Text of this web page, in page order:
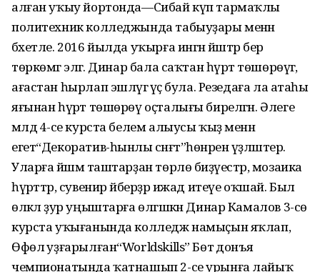
алған уҡыу йортонда—Сибай күп тармаҡлы
политехник колледжында табыуҙары менән
бәхетле. 2016 йылда уҡырға ингән йәштәр бер
төркөмгә эләгә. Динар бала саҡтан һүрәт төшөрөүгә,
ағастан һырлап эшләүгә әүәҫ була. Резедаға ла атаһы
яғынан һүрәт төшөрөү оҫталығы бирелгән. Әлеге
мәлдә 4-се курста белем алыусы ҡыҙ менән
егет“Декоратив-һынлы сәнғәт”һөнәрен үҙләштерә.
Уларға йәшмә таштарҙан төрлө биҙәүестәр, мозаика
һүрәттәр, сувенир әйберҙәр ижад итеүе оҡшай. Был
өлкәлә ҙур уңыштарға өлгәшкән Динар Камалов 3-сө
курста уҡығанында колледж намыҫын яҡлап,
Өфөлә уҙғарылған“Worldskills” Бөтә донъя
чемпионатында ҡатнашып 2-се урынға лайыҡ